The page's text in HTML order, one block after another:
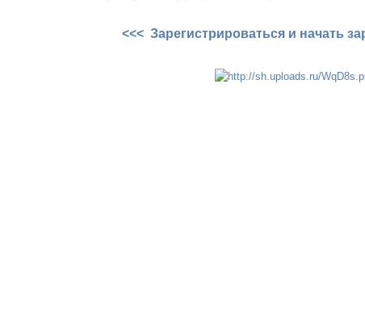
<<< Зарегистрироваться и начать